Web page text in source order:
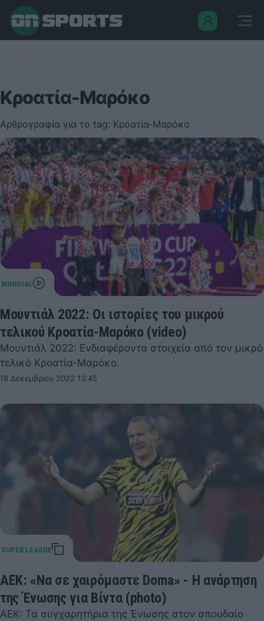
Κροατία-Μαρόκο
Αρθρογραφία για το tag: Κροατία-Μαρόκο
Μουντιάλ 2022: Οι ιστορίες του μικρού
τελικού Κροατία-Μαρόκο (video)
Μουντιάλ 2022: Ενδιαφέροντα στοιχεία από τον μικρό
τελικό Κροατία-Μαρόκο.
18 Δεκεμβρίου 2022 13:45
ΑΕΚ: «Να σε χαιρόμαστε Doma» - Η ανάρτηση
της Ένωσης για Βίντα (photo)
ΑΕΚ: Τα συγχαρητήρια της Ένωσης στον σπουδαίο